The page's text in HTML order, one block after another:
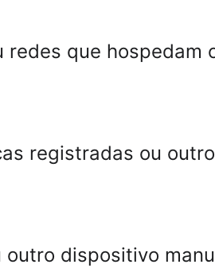
que hospedam
registradas ou
dispositivo